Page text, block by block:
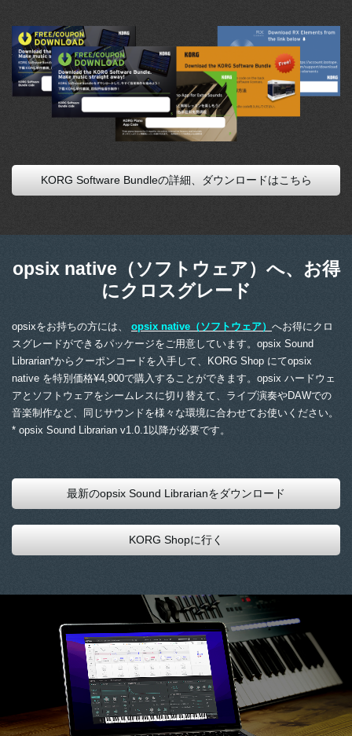
KORG Software Bundleの詳細、ダウンロードはこちら
opsix native（ソフトウェア）へ、お得
にクロスグレード
opsixをお持ちの方には、 opsix native（ソフトウェア） へお得にクロ
スグレードができるパッケージをご用意しています。opsix Sound
Librarian*からクーポンコードを入手して、KORG Shop にてopsix
native を特別価格¥4,900で購入することができます。opsix ハードウェ
アとソフトウェアをシームレスに切り替えて、ライブ演奏やDAWでの
音楽制作など、同じサウンドを様々な環境に合わせてお使いください。
* opsix Sound Librarian v1.0.1以降が必要です。
最新のopsix Sound Librarianをダウンロード
KORG Shopに行く